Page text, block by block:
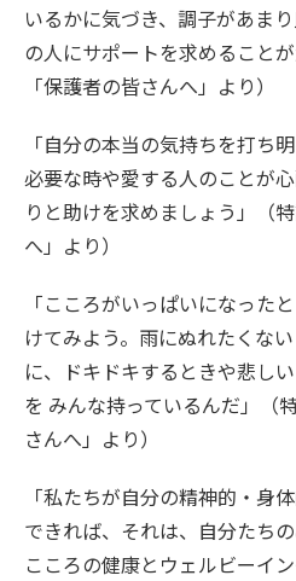
いるかに気づき、調子があま
の人にサポートを求めること
「保護者の皆さんへ」より）
「自分の本当の気持ちを打ち
必要な時や愛する人のことが
りと助けを求めましょう」（
へ」より）
「こころがいっぱいになった
けてみよう。雨にぬれたくな
に、ドキドキするときや悲し
を みんな持っているんだ」（
さんへ」より）
「私たちが自分の精神的・身
できれば、それは、自分たち
こころの健康とウェルビーイ